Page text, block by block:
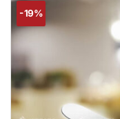
-19%